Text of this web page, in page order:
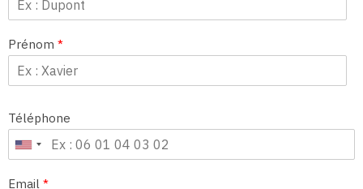
Prénom *
Téléphone
Email *